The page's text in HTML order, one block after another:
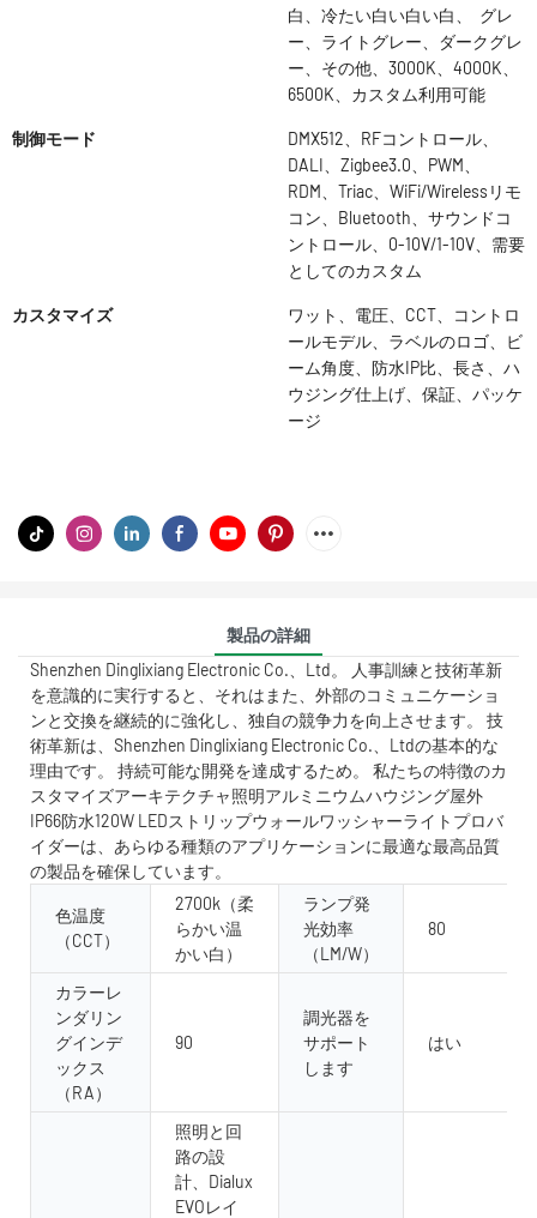
白、冷たい白い白い白、 グレ
ー、ライトグレー、ダークグレ
ー、その他、3000K、4000K、
6500K、カスタム利用可能
制御モード
DMX512、RFコントロール、
DALI、Zigbee3.0、PWM、
RDM、Triac、WiFi/Wirelessリモ
コン、Bluetooth、サウンドコ
ントロール、0-10V/1-10V、需要
としてのカスタム
カスタマイズ
ワット、電圧、CCT、コントロ
ールモデル、ラベルのロゴ、ビ
ーム角度、防水IP比、長さ、ハ
ウジング仕上げ、保証、パッケ
ージ
製品の詳細
Shenzhen Dinglixiang Electronic Co.、Ltd。 人事訓練と技術革新
を意識的に実行すると、それはまた、外部のコミュニケーショ
ンと交換を継続的に強化し、独自の競争力を向上させます。 技
術革新は、Shenzhen Dinglixiang Electronic Co.、Ltdの基本的な
理由です。 持続可能な開発を達成するため。 私たちの特徴のカ
スタマイズアーキテクチャ照明アルミニウムハウジング屋外
IP66防水120W LEDストリップウォールワッシャーライトプロバ
イダーは、あらゆる種類のアプリケーションに最適な最高品質
の製品を確保しています。
色温度
（CCT）
2700k（柔
らかい温
かい白）
ランプ発
光効率
（LM/W）
80
カラーレ
ンダリン
グインデ
ックス
（RA）
90
調光器を
サポート
します
はい
照明と回
路の設
計、Dialux
EVOレイ